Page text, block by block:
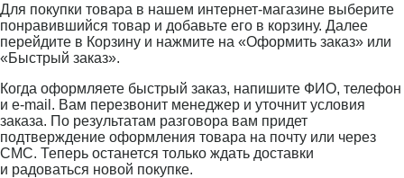
Для покупки товара в нашем интернет-магазине выберите
понравившийся товар и добавьте его в корзину. Далее
перейдите в Корзину и нажмите на «Оформить заказ» или
«Быстрый заказ».
Когда оформляете быстрый заказ, напишите ФИО, телефон
и e-mail. Вам перезвонит менеджер и уточнит условия
заказа. По результатам разговора вам придет
подтверждение оформления товара на почту или через
СМС. Теперь останется только ждать доставки
и радоваться новой покупке.